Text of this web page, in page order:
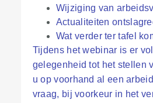
Wijziging van
Actualiteiten
Wat verder ter tafel
Tijdens het webinar is er
gelegenheid tot het stellen
u op voorhand al een
vraag, bij voorkeur in het